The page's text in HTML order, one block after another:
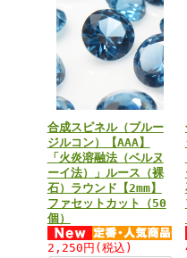
合成スピネル（ブルー
ジルコン）【AAA】
「火炎溶融法（ベルヌ
ーイ法）」ルース（裸
石）ラウンド【2mm】
ファセットカット（50
個）
2,250円 (税込)